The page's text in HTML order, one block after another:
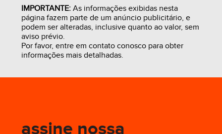
IMPORTANTE:As informações exibidas nesta
página fazem parte de um anúncio publicitário, e
podem ser alteradas, inclusive quanto ao valor, sem
aviso prévio.
Por favor, entre em contato conosco para obter
informações mais detalhadas.
assine nossa